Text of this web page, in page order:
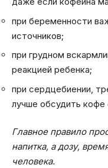
при беременности
источников;
при грудном
реакцией ребенка;
при сердцебиении,
лучше обсудить кофе
Главное правило
напитка, а дозу,
человека.